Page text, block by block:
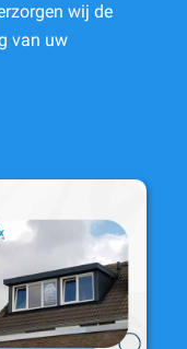
wij de
van uw